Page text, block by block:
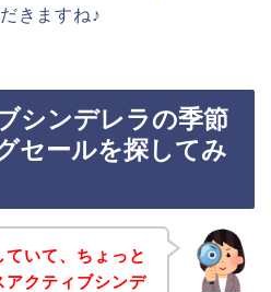
きますね♪
シンデレラの季節
セールを探してみ
いて、ちょっと
アクティブシンデ